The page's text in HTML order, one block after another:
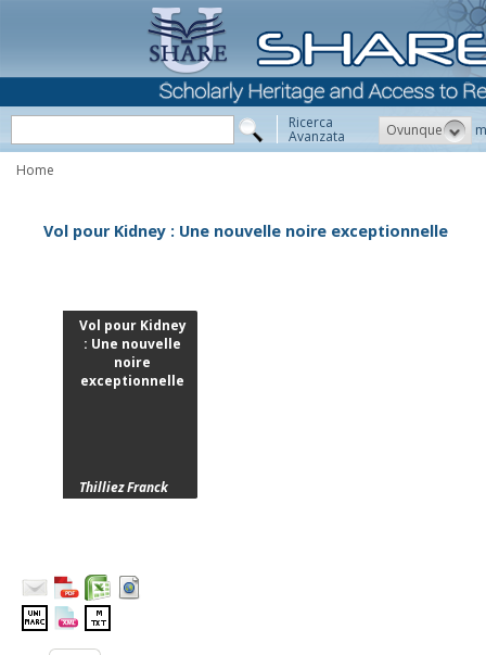
Ricerca
Avanzata Ovunque
Home
Vol pour Kidney : Une nouvelle noire exceptionnelle
Vol pour Kidney
: Une nouvelle
noire
exceptionnelle
Thilliez Franck